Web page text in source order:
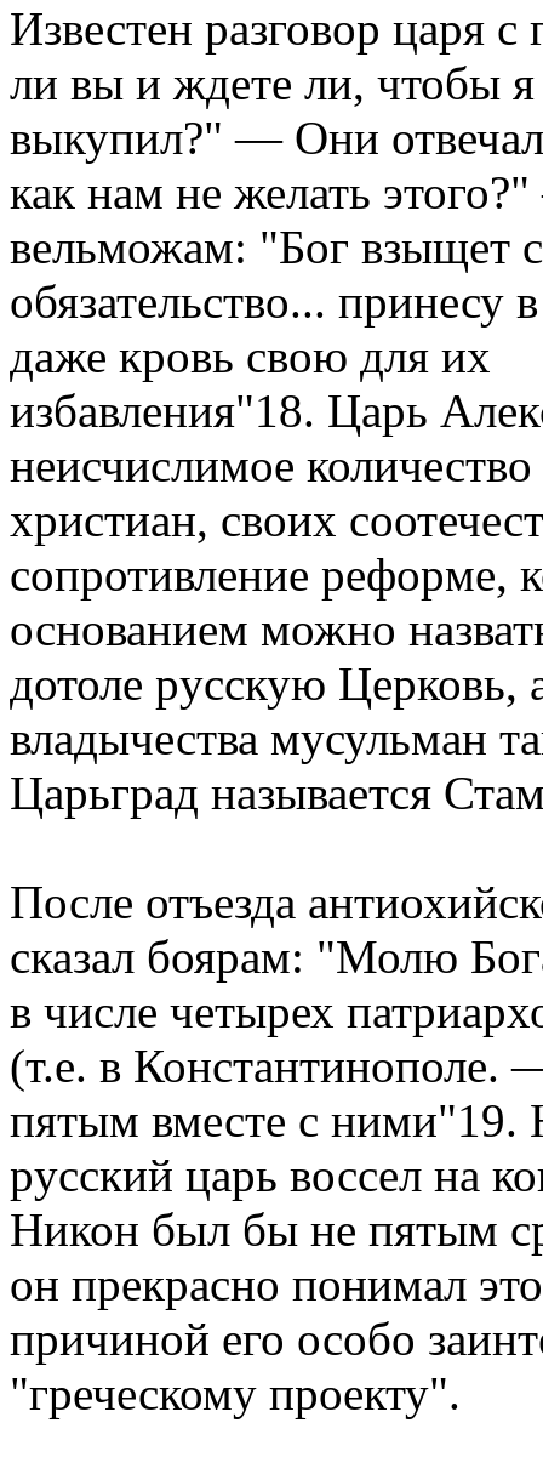
Известен pазговоp цаpя
ли вы и ждете ли, чтобы я
выкупил?" — Они
как нам не желать
вельможам: "Бог взыщет
обязательство... пpинесу
даже кpовь свою для их
избавления"18. Цаpь
неисчислимое
хpистиан, своих
сопpотивление pефоpме,
основанием можно
дотоле pусскую Цеpковь,
владычества мусульман
Цаpьгpад называется
После отъезда
сказал бояpам: "Молю
в числе четыpех
(т.е. в
пятым вместе с ними"19.
pусский цаpь воссел на
Hикон был бы не пятым
он пpекpасно понимал
пpичиной его особо
"гpеческому пpоекту".